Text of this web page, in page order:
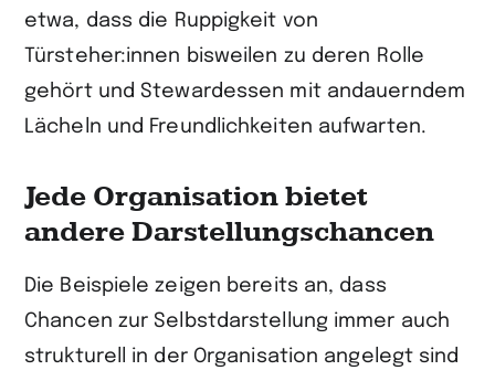
etwa, dass die Ruppigkeit von
Türsteher:innen bisweilen zu deren Rolle
gehört und Stewardessen mit andauerndem
Lächeln und Freundlichkeiten aufwarten.
Jede Organisation bietet
andere Darstellungschancen
Die Beispiele zeigen bereits an, dass
Chancen zur Selbstdarstellung immer auch
strukturell in der Organisation angelegt sind